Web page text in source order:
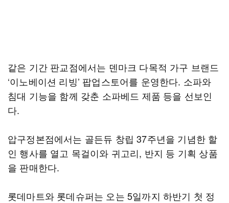
같은 기간 판교점에서는 덴마크 다목적 가구 브랜드
‘이노베이션 리빙’ 팝업스토어를 운영한다. 소파와
침대 기능을 함께 갖춘 소파베드 제품 등을 선보인
다.
압구정본점에서는 골든듀 창립 37주년을 기념한 할
인 행사를 열고 목걸이와 귀고리, 반지 등 기획 상품
을 판매한다.
롯데마트와 롯데슈퍼는 오는 5일까지 하반기 첫 정